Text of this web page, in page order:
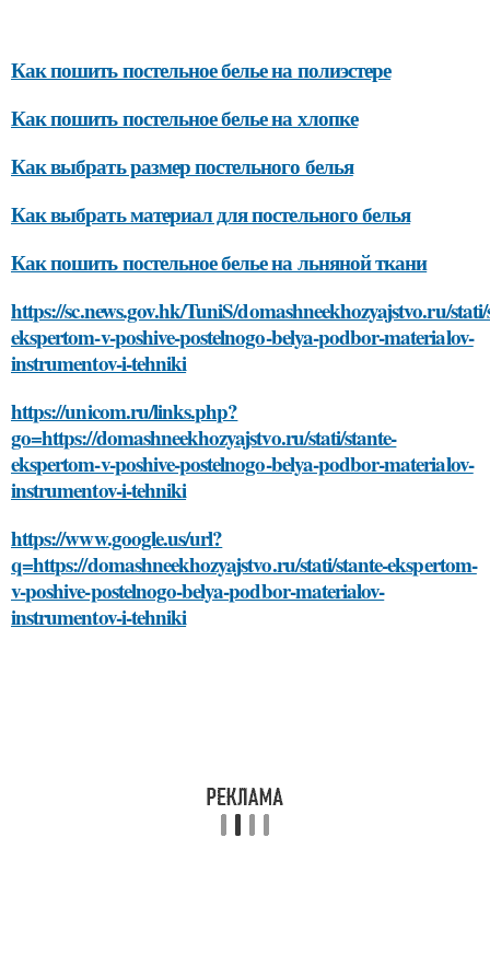
Как пошить постельное белье на полиэстере
Как пошить постельное белье на хлопке
Как выбрать размер постельного белья
Как выбрать материал для постельного белья
Как пошить постельное белье на льняной ткани
https://sc.news.gov.hk/TuniS/domashneekhozyajstvo.ru/
ekspertom-v-poshive-postelnogo-belya-podbor-materialov-
instrumentov-i-tehniki
https://unicom.ru/links.php?
go=https://domashneekhozyajstvo.ru/stati/stante-
ekspertom-v-poshive-postelnogo-belya-podbor-materialov-
instrumentov-i-tehniki
https://www.google.us/url?
q=https://domashneekhozyajstvo.ru/stati/stante-ekspertom-
v-poshive-postelnogo-belya-podbor-materialov-
instrumentov-i-tehniki